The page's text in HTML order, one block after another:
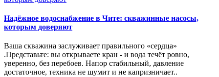
Надёжное водоснабжение в Чите: скважинные насосы,
которым доверяют
Ваша скважина заслуживает правильного «сердца»
.Представьте: вы открываете кран - и вода течёт ровно,
уверенно, без перебоев. Напор стабильный, давление
достаточное, техника не шумит и не капризничает..